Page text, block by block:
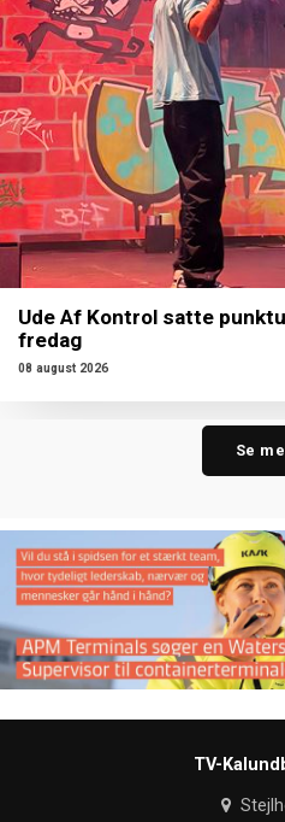
Ude Af Kontrol satte
fredag
08 august 2026
Se
TV-